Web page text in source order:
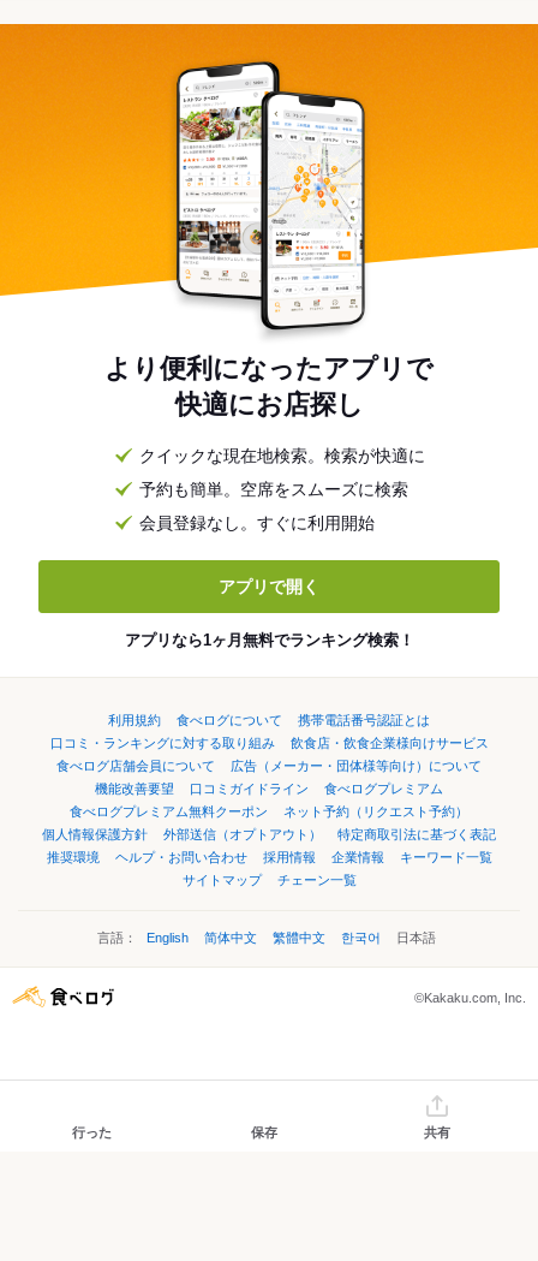
より便利になったアプリで
快適にお店探し
クイックな現在地検索。検索が快適に
予約も簡単。空席をスムーズに検索
会員登録なし。すぐに利用開始
アプリで開く
アプリなら1ヶ月無料でランキング検索！
利用規約 食べログについて
携帯電話番号認証とは
口コミ・ランキングに対する取り組み
飲食店・飲食企業様向けサービス
食べログ店舗会員について
広告（メーカー・団体様等向け）について
機能改善要望
口コミガイドライン
食べログプレミアム
食べログプレミアム無料クーポン
ネット予約（リクエスト予約）
個人情報保護方針
外部送信（オプトアウト）
特定商取引法に基づく表記
推奨環境
ヘルプ・お問い合わせ 採用情報 企業情報
キーワード一覧
サイトマップ
チェーン一覧
言語： English 简体中文 繁體中文 한국어 日本語
©Kakaku.com, Inc.
行った 保存 共有